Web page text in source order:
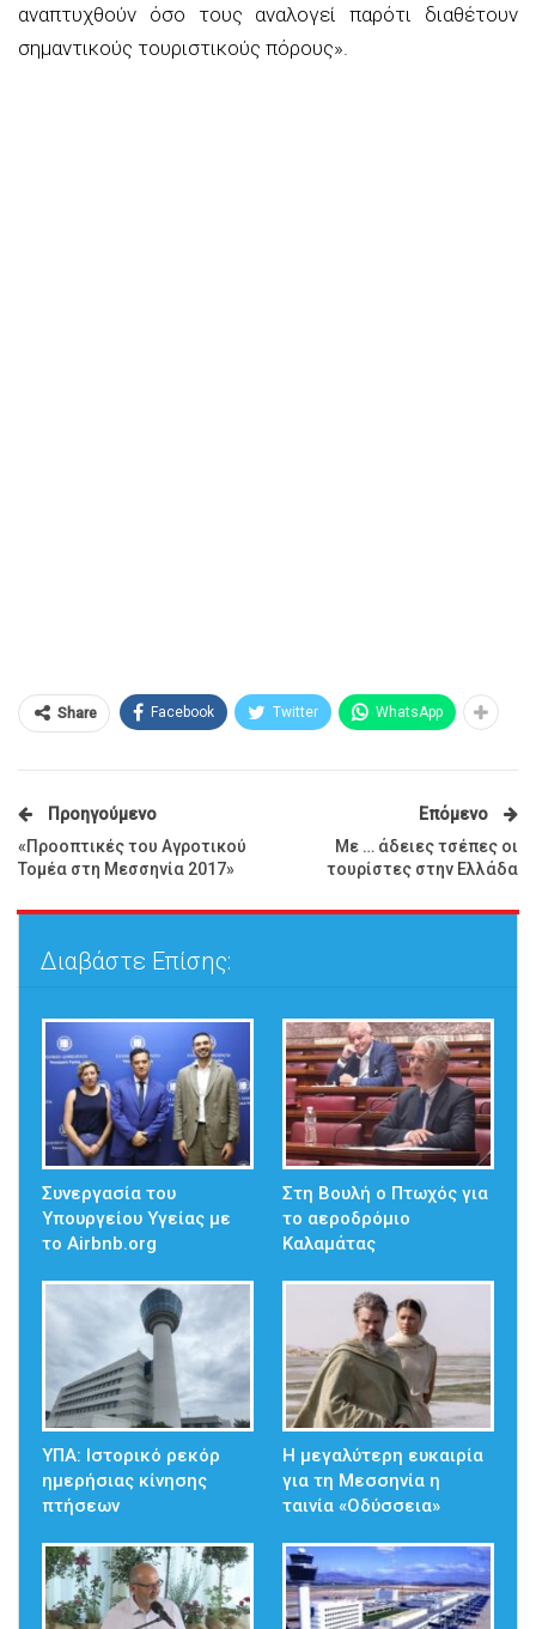
αναπτυχθούν όσο τους αναλογεί παρότι διαθέτουν
σημαντικούς τουριστικούς πόρους».
Share Facebook Twitter WhatsApp
Προηγούμενο
«Προοπτικές του Αγροτικού
Τομέα στη Μεσσηνία 2017»
Επόμενο
Με … άδειες τσέπες οι
τουρίστες στην Ελλάδα
Διαβάστε Επίσης:
Συνεργασία του
Υπουργείου Υγείας με
το Airbnb.org
Στη Βουλή ο Πτωχός για
το αεροδρόμιο
Καλαμάτας
ΥΠΑ: Ιστορικό ρεκόρ
ημερήσιας κίνησης
πτήσεων
Η μεγαλύτερη ευκαιρία
για τη Μεσσηνία η
ταινία «Οδύσσεια»